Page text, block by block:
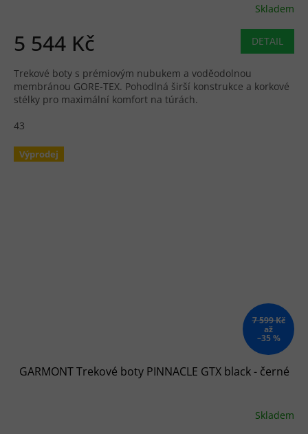
Skladem
5 544 Kč DETAIL
Trekové boty s prémiovým nubukem a voděodolnou
membránou GORE-TEX. Pohodlná širší konstrukce a korkové
stélky pro maximální komfort na túrách.
43
Výprodej
7 599 Kč
až
–35 %
GARMONT Trekové boty PINNACLE GTX black - černé
Skladem